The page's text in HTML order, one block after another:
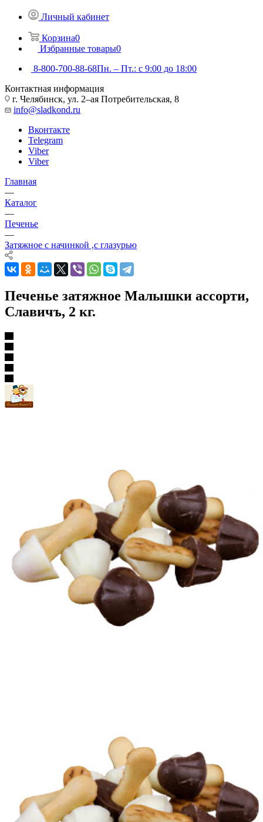
Личный кабинет
Корзина0
Избранные товары0
8-800-700-88-68Пн. – Пт.: с 9:00 до 18:00
Контактная информация
г. Челябинск, ул. 2–ая Потребительская, 8
info@sladkond.ru
Вконтакте
Telegram
Viber
Viber
Главная
—
Каталог
—
Печенье
—
Затяжное с начинкой ,с глазурью
Печенье затяжное Малышки ассорти,
Славичъ, 2 кг.